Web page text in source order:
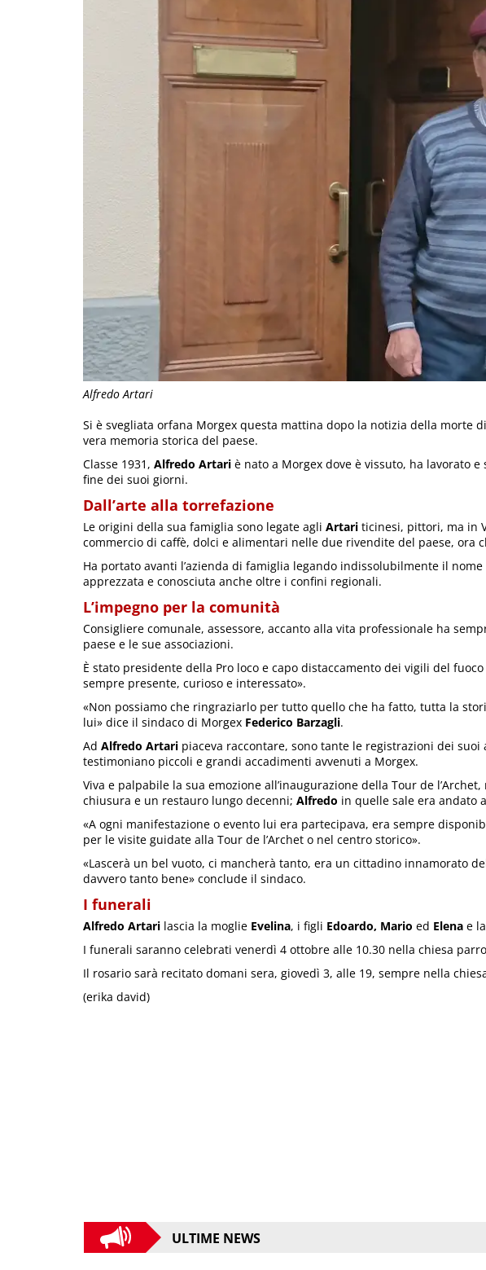
Alfredo Artari
Si è svegliata orfana Morgex questa mattina dopo la notizia della morte di
vera memoria storica del paese.
Classe 1931, Alfredo Artari è nato a Morgex dove è vissuto, ha lavorato
fine dei suoi giorni.
Dall’arte alla torrefazione
Le origini della sua famiglia sono legate agli Artari ticinesi, pittori, ma in
commercio di caffè, dolci e alimentari nelle due rivendite del paese, ora
Ha portato avanti l’azienda di famiglia legando indissolubilmente il
apprezzata e conosciuta anche oltre i confini regionali.
L’impegno per la comunità
Consigliere comunale, assessore, accanto alla vita professionale ha
paese e le sue associazioni.
È stato presidente della Pro loco e capo distaccamento dei vigili del
sempre presente, curioso e interessato».
«Non possiamo che ringraziarlo per tutto quello che ha fatto, tutta la
lui» dice il sindaco di Morgex Federico Barzagli.
Ad Alfredo Artari piaceva raccontare, sono tante le registrazioni dei
testimoniano piccoli e grandi accadimenti avvenuti a Morgex.
Viva e palpabile la sua emozione all’inaugurazione della Tour de
chiusura e un restauro lungo decenni; Alfredo in quelle sale era andato
«A ogni manifestazione o evento lui era partecipava, era sempre
per le visite guidate alla Tour de l’Archet o nel centro storico».
«Lascerà un bel vuoto, ci mancherà tanto, era un cittadino innamorato
davvero tanto bene» conclude il sindaco.
I funerali
Alfredo Artari lascia la moglie Evelina, i figli Edoardo, Mario ed Elena e
I funerali saranno celebrati venerdì 4 ottobre alle 10.30 nella chiesa
Il rosario sarà recitato domani sera, giovedì 3, alle 19, sempre nella
(erika david)
ULTIME NEWS